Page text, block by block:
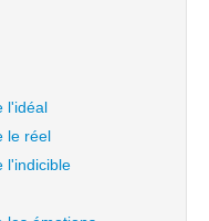
l'idéal
le réel
l'indicible